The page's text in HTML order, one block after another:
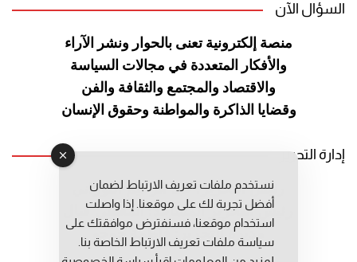
السؤال الآن
منصة إلكترونية تعنى بالحوار ونشر الآراء
والأفكار المتعددة في مجالات السياسة
والاقتصاد والمجتمع والثقافة والفن
وقضايا الذاكرة والمواطنة وحقوق الإنسان
إدارة التحرير
رئيس التحرير: عبد الرحيم التوراني
رئيس التحرير المساعد: المعطي قبال
مديرة التحرير: فاطمة حوحو
نستخدم ملفات تعريف الارتباط لضمان
أفضل تجربة لك على موقعنا. إذا واصلت
استخدام موقعنا، فسنفترض موافقتك على
سياسة ملفات تعريف الارتباط الخاصة بنا.